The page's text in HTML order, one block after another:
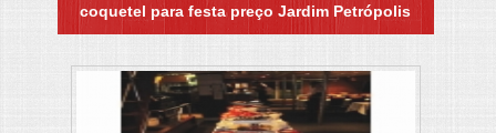
coquetel para festa preço Jardim Petrópolis